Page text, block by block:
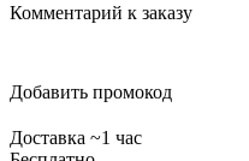
Комментарий к заказу
Добавить промокод
Доставка ~1 час